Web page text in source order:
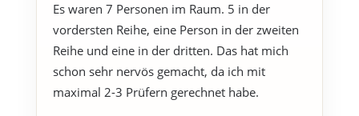
Es waren 7 Personen im Raum. 5 in der
vordersten Reihe, eine Person in der zweiten
Reihe und eine in der dritten. Das hat mich
schon sehr nervös gemacht, da ich mit
maximal 2-3 Prüfern gerechnet habe.